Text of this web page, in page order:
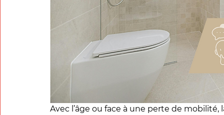
Avec l’âge ou face à une perte de mobilité,